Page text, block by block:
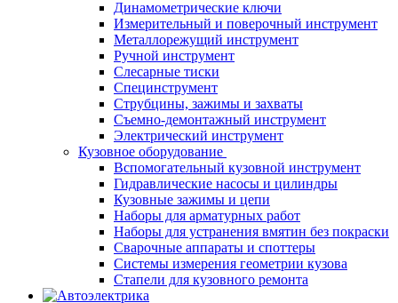
Динамометрические ключи
Измерительный и поверочный инструмент
Металлорежущий инструмент
Ручной инструмент
Слесарные тиски
Специнструмент
Струбцины, зажимы и захваты
Съемно-демонтажный инструмент
Электрический инструмент
Кузовное оборудование
Вспомогательный кузовной инструмент
Гидравлические насосы и цилиндры
Кузовные зажимы и цепи
Наборы для арматурных работ
Наборы для устранения вмятин без покраски
Сварочные аппараты и споттеры
Системы измерения геометрии кузова
Стапели для кузовного ремонта